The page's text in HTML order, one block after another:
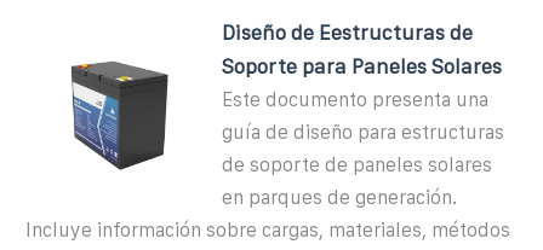
Diseño de Eestructuras de
Soporte para Paneles Solares
Este documento presenta una
guía de diseño para estructuras
de soporte de paneles solares
en parques de generación.
Incluye información sobre cargas, materiales, métodos